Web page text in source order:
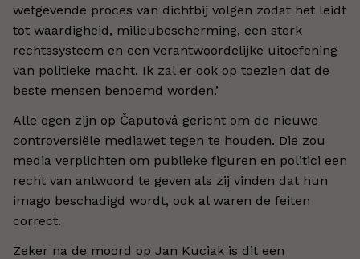
wetgevende proces van dichtbij volgen zodat het leidt
tot waardigheid, milieubescherming, een sterk
rechtssysteem en een verantwoordelijke uitoefening
van politieke macht. Ik zal er ook op toezien dat de
beste mensen benoemd worden.’
Alle ogen zijn op Čaputová gericht om de nieuwe
controversiële mediawet tegen te houden. Die zou
media verplichten om publieke figuren en politici een
recht van antwoord te geven als zij vinden dat hun
imago beschadigd wordt, ook al waren de feiten
correct.
Zeker na de moord op Jan Kuciak is dit een